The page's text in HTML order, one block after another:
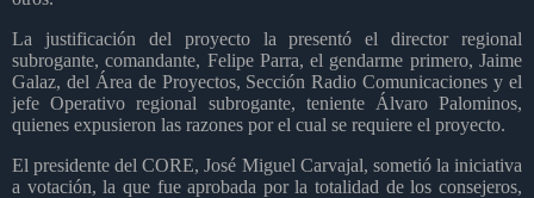
La justificación del proyecto la presentó el director regional
subrogante, comandante, Felipe Parra, el gendarme primero, Jaime
Galaz, del Área de Proyectos, Sección Radio Comunicaciones y el
jefe Operativo regional subrogante, teniente Álvaro Palominos,
quienes expusieron las razones por el cual se requiere el proyecto.
El presidente del CORE, José Miguel Carvajal, sometió la iniciativa
a votación, la que fue aprobada por la totalidad de los consejeros,